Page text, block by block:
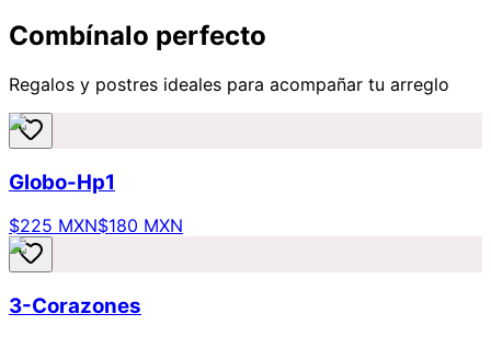
Combínalo perfecto
Regalos y postres ideales para acompañar tu arreglo
Globo-Hp1
$225 MXN$180 MXN
3-Corazones